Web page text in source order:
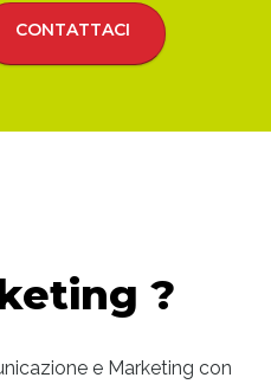
CONTATTACI
?
e Marketing con